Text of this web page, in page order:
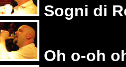
Sogni di
Oh o-oh